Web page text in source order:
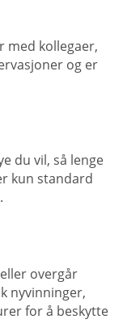
med kollegaer,
og er
du vil, så lenge
kun standard
overgår
nyvinninger,
for å beskytte